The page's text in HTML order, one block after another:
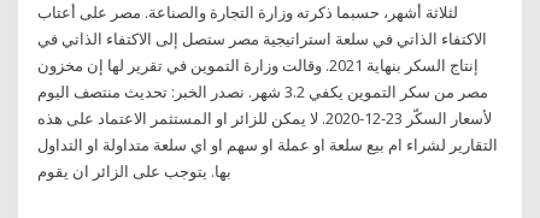
لثلاثة أشهر، حسبما ذكرته وزارة التجارة والصناعة. مصر على أعتاب
الاكتفاء الذاتي في سلعة استراتيجية مصر ستصل إلى الاكتفاء الذاتي في
إنتاج السكر بنهاية 2021. وقالت وزارة التموين في تقرير لها إن مخزون
مصر من سكر التموين يكفي 3.2 شهر. نصدر الخبر: تحديث منتصف اليوم
لأسعار السكّر 23-12-2020. لا يمكن للزائر او المستثمر الاعتماد على هذه
التقارير لشراء ام بيع سلعة او عملة او سهم او اي سلعة متداولة او التداول
بها. يتوجب على الزائر ان يقوم